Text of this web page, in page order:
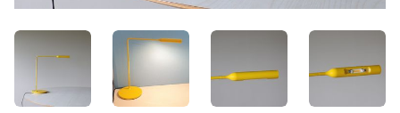
w2yHhETDiAYs.jpegC_WXMu5dhNaL.jpeg3JTFstlzuxew.jpeg